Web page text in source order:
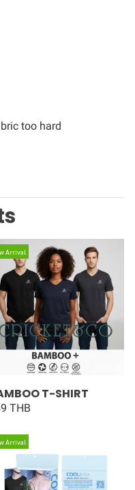
too hard
Arrival
T-SHIRT
THB
Arrival